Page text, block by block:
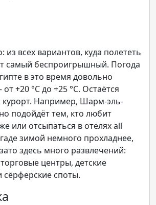
из всех вариантов, куда полететь
самый беспроигрышный. Погода
в это время довольно
+20 °С до +25 °С. Остаётся
Например, Шарм-эль-
подойдёт тем, кто любит
или отсыпаться в отелях all
зимой немного прохладнее,
здесь много развлечений:
центры, детские
сёрферские споты.